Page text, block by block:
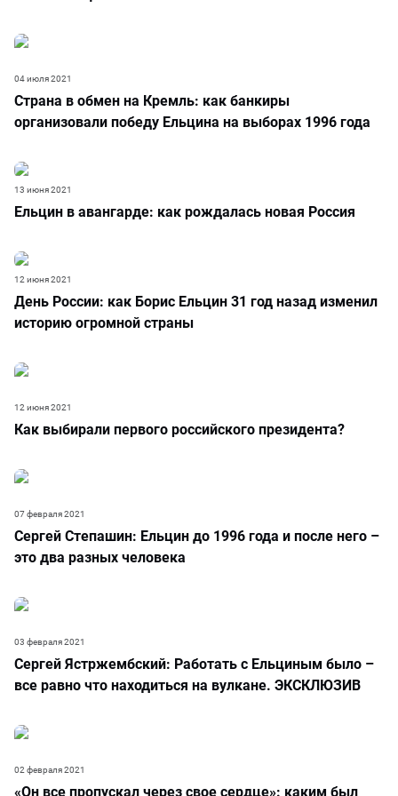
Страна в обмен на Кремль: как банкиры
организовали победу Ельцина на выборах 1996 года
04 июля 2021
Ельцин в авангарде: как рождалась новая Россия
13 июня 2021
День России: как Борис Ельцин 31 год назад изменил
историю огромной страны
12 июня 2021
Как выбирали первого российского президента?
12 июня 2021
Сергей Степашин: Ельцин до 1996 года и после него –
это два разных человека
07 февраля 2021
Сергей Ястржембский: Работать с Ельциным было –
все равно что находиться на вулкане. ЭКСКЛЮЗИВ
03 февраля 2021
«Он все пропускал через свое сердце»: каким был
02 февраля 2021